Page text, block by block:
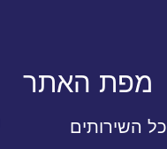
מפת האתר
כל השירותים